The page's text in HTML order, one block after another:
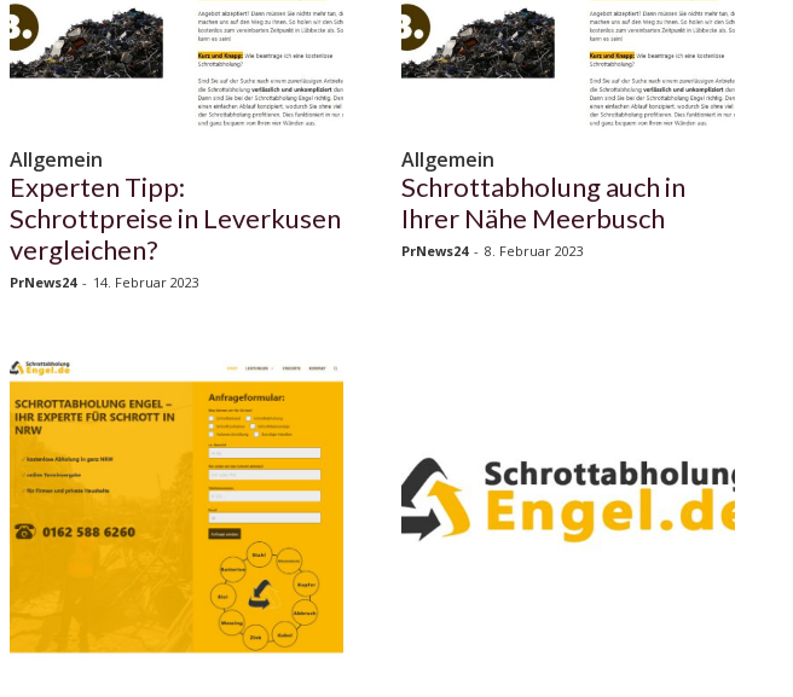
Allgemein
Experten Tipp:
Schrottpreise in Leverkusen
vergleichen?
PrNews24 - 14. Februar 2023
Allgemein
Schrottabholung auch in
Ihrer Nähe Meerbusch
PrNews24 - 8. Februar 2023